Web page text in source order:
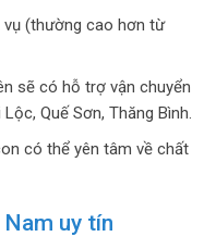
(thường cao hơn từ
sẽ có hỗ trợ vận chuyển
Quế Sơn, Thăng Bình.
có thể yên tâm về chất
uy tín